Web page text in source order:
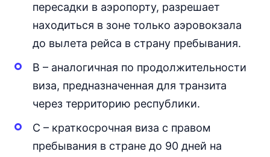
пересадки в аэропорту, разрешает
находиться в зоне только аэровокзала
до вылета рейса в страну пребывания.
В – аналогичная по продолжительности
виза, предназначенная для транзита
через территорию республики.
С – краткосрочная виза с правом
пребывания в стране до 90 дней на